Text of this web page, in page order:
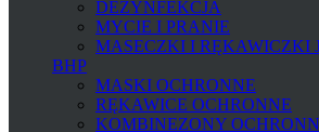
DEZYNFEKCJA
MYCIE I PRANIE
MASECZKI I RĘKAWICZKI
BHP
MASKI OCHRONNE
RĘKAWICE OCHRONNE
KOMBINEZONY